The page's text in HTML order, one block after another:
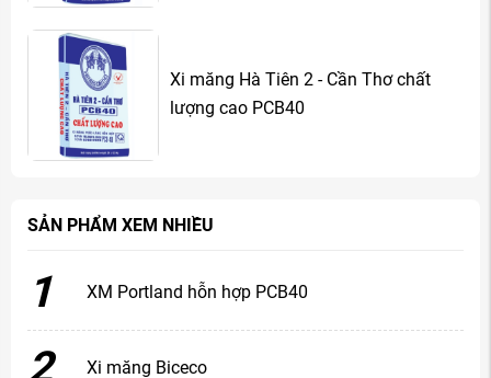
Xi măng Hà Tiên 2 - Cần Thơ chất
lượng cao PCB40
SẢN PHẨM XEM NHIỀU
1 XM Portland hỗn hợp PCB40
2 Xi măng Biceco